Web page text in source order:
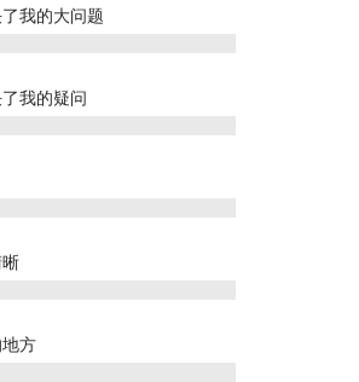
我的大问题
我的疑问
方